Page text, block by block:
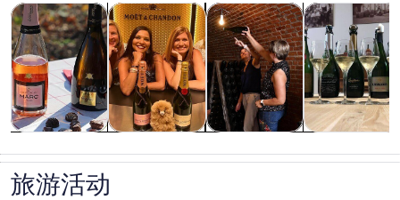
观光一日游在新标签页中打开
餐饮和夜生活在新标签页中打开
历史和文化在新标签页中打开
旅
私人和定制之
旅游活动